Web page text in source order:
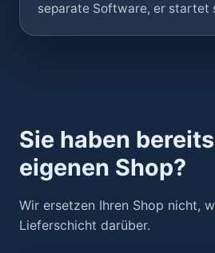
separate Software, er startet
Sie haben
eigenen Shop?
Wir ersetzen Ihren Shop nicht,
Liefer­schicht darüber.